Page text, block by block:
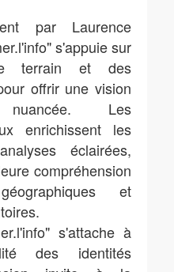
par Laurence
s'appuie sur
terrain et des
offrir une vision
Les
enrichissent les
éclairées,
compréhension
et
s'attache à
des identités